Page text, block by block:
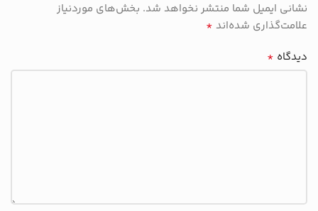
نشانی ایمیل شما منتشر نخواهد شد. بخش‌های موردنیاز
علامت‌گذاری شده‌اند *
دیدگاه *